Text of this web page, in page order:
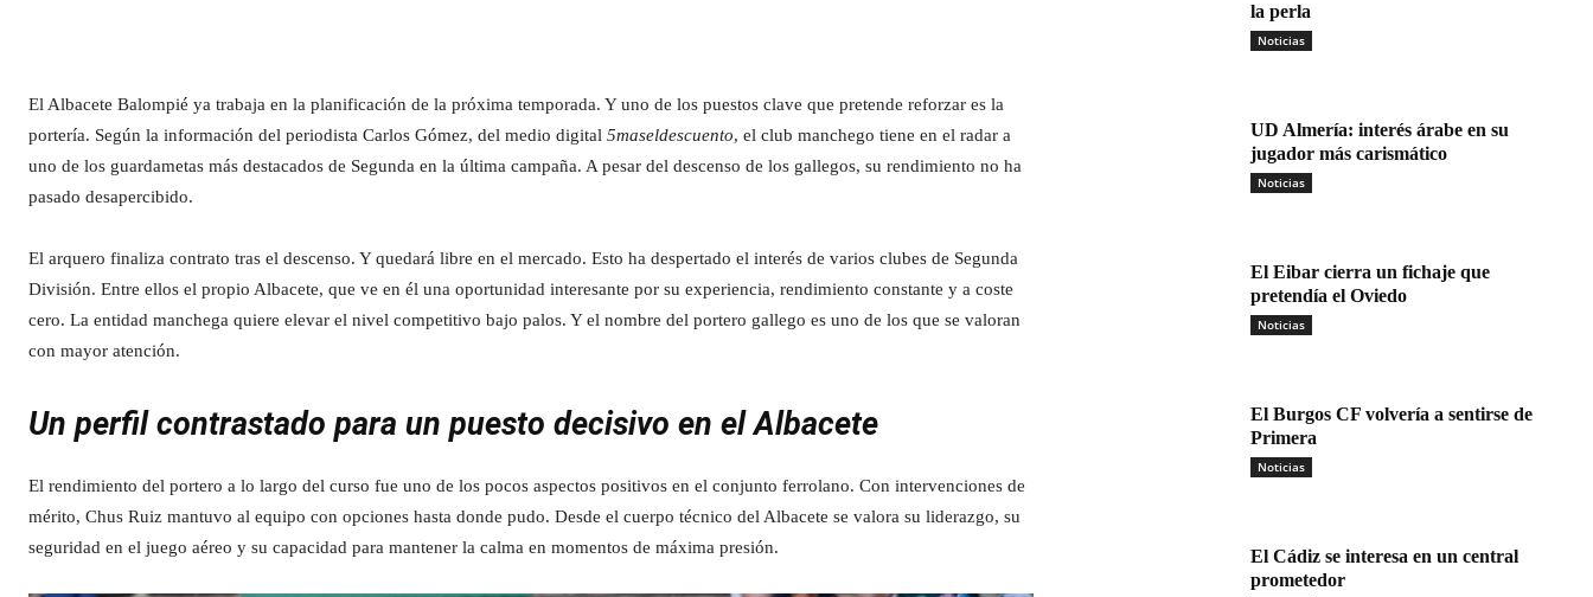
El Albacete Balompié ya trabaja en la planificación de la próxima temporada. Y uno de los puestos clave que pretende reforzar es la
portería. Según la información del periodista Carlos Gómez, del medio digital 5maseldescuento, el club manchego tiene en el radar a
uno de los guardametas más destacados de Segunda en la última campaña. A pesar del descenso de los gallegos, su rendimiento no ha
pasado desapercibido.
El arquero finaliza contrato tras el descenso. Y quedará libre en el mercado. Esto ha despertado el interés de varios clubes de Segunda
División. Entre ellos el propio Albacete, que ve en él una oportunidad interesante por su experiencia, rendimiento constante y a coste
cero. La entidad manchega quiere elevar el nivel competitivo bajo palos. Y el nombre del portero gallego es uno de los que se valoran
con mayor atención.
Un perfil contrastado para un puesto decisivo en el Albacete
El rendimiento del portero a lo largo del curso fue uno de los pocos aspectos positivos en el conjunto ferrolano. Con intervenciones de
mérito, Chus Ruiz mantuvo al equipo con opciones hasta donde pudo. Desde el cuerpo técnico del Albacete se valora su liderazgo, su
seguridad en el juego aéreo y su capacidad para mantener la calma en momentos de máxima presión.
la perla
Noticias
UD Almería: interés árabe en su
jugador más carismático
Noticias
El Eibar cierra un fichaje que
pretendía el Oviedo
Noticias
El Burgos CF volvería a sentirse de
Primera
Noticias
El Cádiz se interesa en un central
prometedor